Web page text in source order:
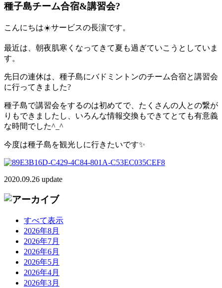
種子島チーム合宿&講習会?
こんにちは☀️サービスの長濵です。
最近は、朝夜肌寒くなってきて夏も過ぎていこうとしていま
す。
先日の連休は、種子島にバドミントンのチーム合宿と講習会
に行ってきました?
種子島で講習会をするのは初めてで、たくさんの人との繋が
りもできましたし、いろんな情報交換もできてとても有意義
な時間でした^_^
今度は種子島を観光しに行きたいです✨
2020.09.26 update
すべて表示
2026年8月
2026年7月
2026年6月
2026年5月
2026年4月
2026年3月